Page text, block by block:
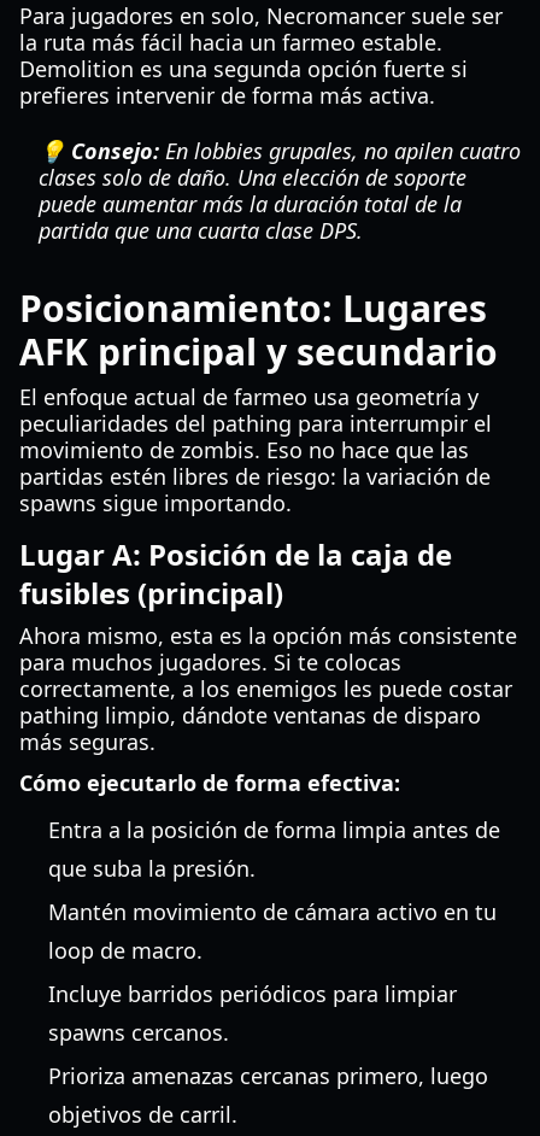
Para jugadores en solo, Necromancer suele ser
la ruta más fácil hacia un farmeo estable.
Demolition es una segunda opción fuerte si
prefieres intervenir de forma más activa.
💡 Consejo: En lobbies grupales, no apilen cuatro
clases solo de daño. Una elección de soporte
puede aumentar más la duración total de la
partida que una cuarta clase DPS.
Posicionamiento: Lugares
AFK principal y secundario
El enfoque actual de farmeo usa geometría y
peculiaridades del pathing para interrumpir el
movimiento de zombis. Eso no hace que las
partidas estén libres de riesgo: la variación de
spawns sigue importando.
Lugar A: Posición de la caja de
fusibles (principal)
Ahora mismo, esta es la opción más consistente
para muchos jugadores. Si te colocas
correctamente, a los enemigos les puede costar
pathing limpio, dándote ventanas de disparo
más seguras.
Cómo ejecutarlo de forma efectiva:
Entra a la posición de forma limpia antes de
que suba la presión.
Mantén movimiento de cámara activo en tu
loop de macro.
Incluye barridos periódicos para limpiar
spawns cercanos.
Prioriza amenazas cercanas primero, luego
objetivos de carril.